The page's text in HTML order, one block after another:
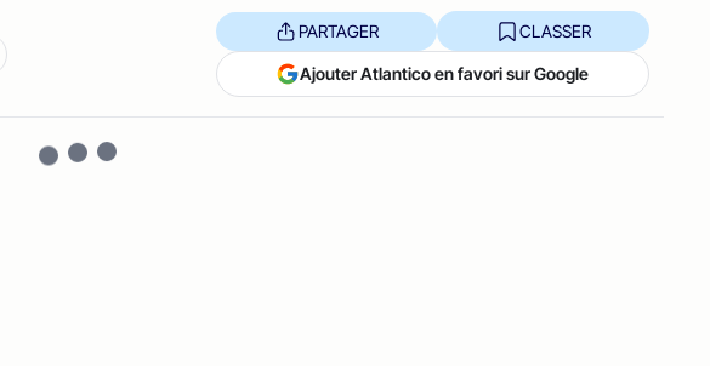
PARTAGER CLASSER
Ajouter Atlantico en favori sur Google